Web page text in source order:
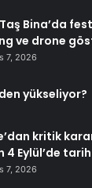
Bina’da
ve drone
7, 2026
yükseliyor?
kritik
4 Eylül’de
7, 2026